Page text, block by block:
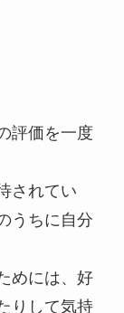
評価を一度
されてい
うちに自分
めには、好
りして気持